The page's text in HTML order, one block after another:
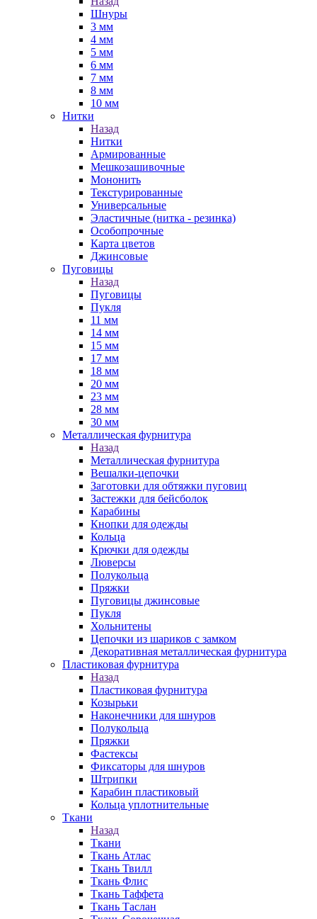
Шнуры
3 мм
4 мм
5 мм
6 мм
7 мм
8 мм
10 мм
Нитки
Назад
Нитки
Армированные
Мешкозашивочные
Мононить
Текстурированные
Универсальные
Эластичные (нитка - резинка)
Особопрочные
Карта цветов
Джинсовые
Пуговицы
Назад
Пуговицы
Пукля
11 мм
14 мм
15 мм
17 мм
18 мм
20 мм
23 мм
28 мм
30 мм
Металлическая фурнитура
Назад
Металлическая фурнитура
Вешалки-цепочки
Заготовки для обтяжки пуговиц
Застежки для бейсболок
Карабины
Кнопки для одежды
Кольца
Крючки для одежды
Люверсы
Полукольца
Пряжки
Пуговицы джинсовые
Пукля
Хольнитены
Цепочки из шариков с замком
Декоративная металлическая фурнитура
Пластиковая фурнитура
Назад
Пластиковая фурнитура
Козырьки
Наконечники для шнуров
Полукольца
Пряжки
Фастексы
Фиксаторы для шнуров
Штрипки
Карабин пластиковый
Кольца уплотнительные
Ткани
Назад
Ткани
Ткань Атлас
Ткань Твилл
Ткань Флис
Ткань Таффета
Ткань Таслан